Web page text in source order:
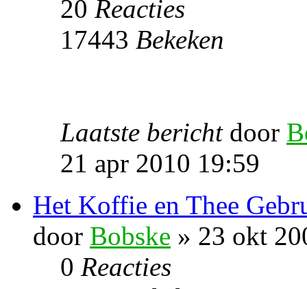
20 Reacties
17443 Bekeken
Laatste bericht door
21 apr 2010 19:59
Het Koffie en Thee
door Bobske » 23 okt
0 Reacties